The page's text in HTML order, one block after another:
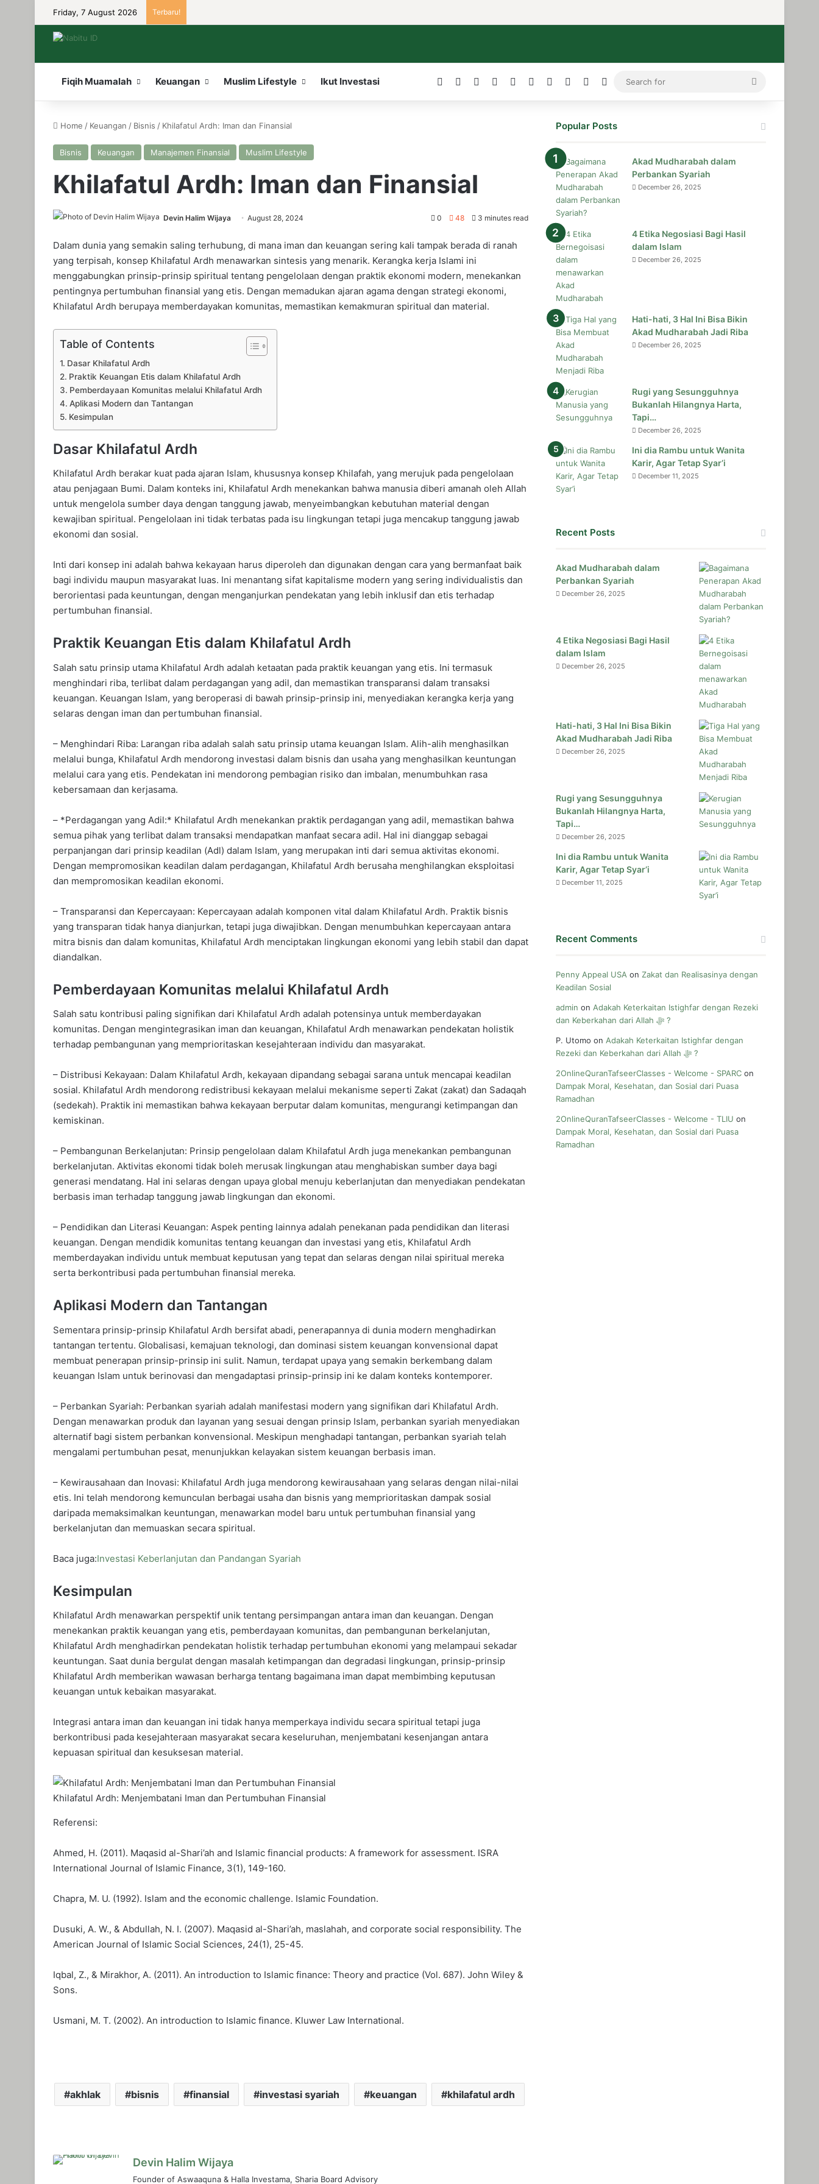
Friday, 7 August 2026 Terbaru!
Fiqih Muamalah Keuangan Muslim Lifestyle Ikut Investasi Facebook LinkedInYouTubeWordPress
InstagramMediumTelegram
TikTokWhatsApp
Search
for
Home / Keuangan / Bisnis / Khilafatul Ardh: Iman dan Finansial
Bisnis Keuangan Manajemen Finansial Muslim Lifestyle
Khilafatul Ardh: Iman dan Finansial
Devin Halim Wijaya August 28, 2024 0 48 3 minutes read
Dalam dunia yang semakin saling terhubung, di mana iman dan keuangan sering kali tampak berada di ranah
yang terpisah, konsep Khilafatul Ardh menawarkan sintesis yang menarik. Kerangka kerja Islami ini
menggabungkan prinsip-prinsip spiritual tentang pengelolaan dengan praktik ekonomi modern, menekankan
pentingnya pertumbuhan finansial yang etis. Dengan memadukan ajaran agama dengan strategi ekonomi,
Khilafatul Ardh berupaya memberdayakan komunitas, memastikan kemakmuran spiritual dan material.
Table of Contents
Dasar Khilafatul Ardh
Praktik Keuangan Etis dalam Khilafatul Ardh
Pemberdayaan Komunitas melalui Khilafatul Ardh
Aplikasi Modern dan Tantangan
Kesimpulan
Dasar Khilafatul Ardh
Khilafatul Ardh berakar kuat pada ajaran Islam, khususnya konsep Khilafah, yang merujuk pada pengelolaan
atau penjagaan Bumi. Dalam konteks ini, Khilafatul Ardh menekankan bahwa manusia diberi amanah oleh Allah
untuk mengelola sumber daya dengan tanggung jawab, menyeimbangkan kebutuhan material dengan
kewajiban spiritual. Pengelolaan ini tidak terbatas pada isu lingkungan tetapi juga mencakup tanggung jawab
ekonomi dan sosial.
Inti dari konsep ini adalah bahwa kekayaan harus diperoleh dan digunakan dengan cara yang bermanfaat baik
bagi individu maupun masyarakat luas. Ini menantang sifat kapitalisme modern yang sering individualistis dan
berorientasi pada keuntungan, dengan menganjurkan pendekatan yang lebih inklusif dan etis terhadap
pertumbuhan finansial.
Praktik Keuangan Etis dalam Khilafatul Ardh
Salah satu prinsip utama Khilafatul Ardh adalah ketaatan pada praktik keuangan yang etis. Ini termasuk
menghindari riba, terlibat dalam perdagangan yang adil, dan memastikan transparansi dalam transaksi
keuangan. Keuangan Islam, yang beroperasi di bawah prinsip-prinsip ini, menyediakan kerangka kerja yang
selaras dengan iman dan pertumbuhan finansial.
– Menghindari Riba: Larangan riba adalah salah satu prinsip utama keuangan Islam. Alih-alih menghasilkan
melalui bunga, Khilafatul Ardh mendorong investasi dalam bisnis dan usaha yang menghasilkan keuntungan
melalui cara yang etis. Pendekatan ini mendorong pembagian risiko dan imbalan, menumbuhkan rasa
kebersamaan dan kerjasama.
– *Perdagangan yang Adil:* Khilafatul Ardh menekankan praktik perdagangan yang adil, memastikan bahwa
semua pihak yang terlibat dalam transaksi mendapatkan manfaat secara adil. Hal ini dianggap sebagai
perpanjangan dari prinsip keadilan (Adl) dalam Islam, yang merupakan inti dari semua aktivitas ekonomi.
Dengan mempromosikan keadilan dalam perdagangan, Khilafatul Ardh berusaha menghilangkan eksploitasi
dan mempromosikan keadilan ekonomi.
– Transparansi dan Kepercayaan: Kepercayaan adalah komponen vital dalam Khilafatul Ardh. Praktik bisnis
yang transparan tidak hanya dianjurkan, tetapi juga diwajibkan. Dengan menumbuhkan kepercayaan antara
mitra bisnis dan dalam komunitas, Khilafatul Ardh menciptakan lingkungan ekonomi yang lebih stabil dan dapat
diandalkan.
Pemberdayaan Komunitas melalui Khilafatul Ardh
Salah satu kontribusi paling signifikan dari Khilafatul Ardh adalah potensinya untuk memberdayakan
komunitas. Dengan mengintegrasikan iman dan keuangan, Khilafatul Ardh menawarkan pendekatan holistik
terhadap pembangunan yang memprioritaskan kesejahteraan individu dan masyarakat.
– Distribusi Kekayaan: Dalam Khilafatul Ardh, kekayaan dipandang sebagai sarana untuk mencapai keadilan
sosial. Khilafatul Ardh mendorong redistribusi kekayaan melalui mekanisme seperti Zakat (zakat) dan Sadaqah
(sedekah). Praktik ini memastikan bahwa kekayaan berputar dalam komunitas, mengurangi ketimpangan dan
kemiskinan.
– Pembangunan Berkelanjutan: Prinsip pengelolaan dalam Khilafatul Ardh juga menekankan pembangunan
berkelanjutan. Aktivitas ekonomi tidak boleh merusak lingkungan atau menghabiskan sumber daya bagi
generasi mendatang. Hal ini selaras dengan upaya global menuju keberlanjutan dan menyediakan pendekatan
berbasis iman terhadap tanggung jawab lingkungan dan ekonomi.
– Pendidikan dan Literasi Keuangan: Aspek penting lainnya adalah penekanan pada pendidikan dan literasi
keuangan. Dengan mendidik komunitas tentang keuangan dan investasi yang etis, Khilafatul Ardh
memberdayakan individu untuk membuat keputusan yang tepat dan selaras dengan nilai spiritual mereka
serta berkontribusi pada pertumbuhan finansial mereka.
Aplikasi Modern dan Tantangan
Sementara prinsip-prinsip Khilafatul Ardh bersifat abadi, penerapannya di dunia modern menghadirkan
tantangan tertentu. Globalisasi, kemajuan teknologi, dan dominasi sistem keuangan konvensional dapat
membuat penerapan prinsip-prinsip ini sulit. Namun, terdapat upaya yang semakin berkembang dalam
keuangan Islam untuk berinovasi dan mengadaptasi prinsip-prinsip ini ke dalam konteks kontemporer.
– Perbankan Syariah: Perbankan syariah adalah manifestasi modern yang signifikan dari Khilafatul Ardh.
Dengan menawarkan produk dan layanan yang sesuai dengan prinsip Islam, perbankan syariah menyediakan
alternatif bagi sistem perbankan konvensional. Meskipun menghadapi tantangan, perbankan syariah telah
mengalami pertumbuhan pesat, menunjukkan kelayakan sistem keuangan berbasis iman.
– Kewirausahaan dan Inovasi: Khilafatul Ardh juga mendorong kewirausahaan yang selaras dengan nilai-nilai
etis. Ini telah mendorong kemunculan berbagai usaha dan bisnis yang memprioritaskan dampak sosial
daripada memaksimalkan keuntungan, menawarkan model baru untuk pertumbuhan finansial yang
berkelanjutan dan memuaskan secara spiritual.
Baca juga:Investasi Keberlanjutan dan Pandangan Syariah
Kesimpulan
Khilafatul Ardh menawarkan perspektif unik tentang persimpangan antara iman dan keuangan. Dengan
menekankan praktik keuangan yang etis, pemberdayaan komunitas, dan pembangunan berkelanjutan,
Khilafatul Ardh menghadirkan pendekatan holistik terhadap pertumbuhan ekonomi yang melampaui sekadar
keuntungan. Saat dunia bergulat dengan masalah ketimpangan dan degradasi lingkungan, prinsip-prinsip
Khilafatul Ardh memberikan wawasan berharga tentang bagaimana iman dapat membimbing keputusan
keuangan untuk kebaikan masyarakat.
Integrasi antara iman dan keuangan ini tidak hanya memperkaya individu secara spiritual tetapi juga
berkontribusi pada kesejahteraan masyarakat secara keseluruhan, menjembatani kesenjangan antara
kepuasan spiritual dan kesuksesan material.
Khilafatul Ardh: Menjembatani Iman dan Pertumbuhan Finansial
Referensi:
Ahmed, H. (2011). Maqasid al-Shari’ah and Islamic financial products: A framework for assessment. ISRA
International Journal of Islamic Finance, 3(1), 149-160.
Chapra, M. U. (1992). Islam and the economic challenge. Islamic Foundation.
Dusuki, A. W., & Abdullah, N. I. (2007). Maqasid al-Shari’ah, maslahah, and corporate social responsibility. The
American Journal of Islamic Social Sciences, 24(1), 25-45.
Iqbal, Z., & Mirakhor, A. (2011). An introduction to Islamic finance: Theory and practice (Vol. 687). John Wiley &
Sons.
Usmani, M. T. (2002). An introduction to Islamic finance. Kluwer Law International.
akhlak bisnis finansial investasi syariah keuangan khilafatul ardh
Devin Halim Wijaya
Founder of Aswaaquna & Halla Investama, Sharia Board Advisory
Popular Posts
Akad Mudharabah dalam
Perbankan Syariah
December 26, 2025
4 Etika Negosiasi Bagi Hasil
dalam Islam
December 26, 2025
Hati-hati, 3 Hal Ini Bisa Bikin
Akad Mudharabah Jadi Riba
December 26, 2025
Rugi yang Sesungguhnya
Bukanlah Hilangnya Harta,
Tapi…
December 26, 2025
Ini dia Rambu untuk Wanita
Karir, Agar Tetap Syar’i
December 11, 2025
Recent Posts
Akad Mudharabah dalam
Perbankan Syariah
December 26, 2025
4 Etika Negosiasi Bagi Hasil
dalam Islam
December 26, 2025
Hati-hati, 3 Hal Ini Bisa Bikin
Akad Mudharabah Jadi Riba
December 26, 2025
Rugi yang Sesungguhnya
Bukanlah Hilangnya Harta,
Tapi…
December 26, 2025
Ini dia Rambu untuk Wanita
Karir, Agar Tetap Syar’i
December 11, 2025
Recent Comments
Penny Appeal USA on Zakat dan Realisasinya dengan
Keadilan Sosial
admin on Adakah Keterkaitan Istighfar dengan Rezeki
dan Keberkahan dari Allah ﷻ ?
P. Utomo on Adakah Keterkaitan Istighfar dengan
Rezeki dan Keberkahan dari Allah ﷻ ?
2OnlineQuranTafseerClasses - Welcome - SPARC on
Dampak Moral, Kesehatan, dan Sosial dari Puasa
Ramadhan
2OnlineQuranTafseerClasses - Welcome - TLIU on
Dampak Moral, Kesehatan, dan Sosial dari Puasa
Ramadhan